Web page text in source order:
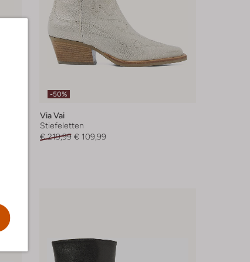
-50%
Via Vai
Stiefeletten
€ 219,99 € 109,99